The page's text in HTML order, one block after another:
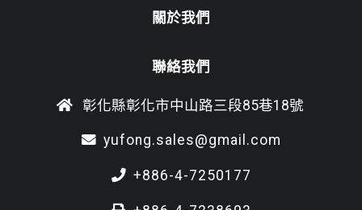
關於我們
聯絡我們
彰化縣彰化市中山路三段85巷18號
yufong.sales@gmail.com
+886-4-7250177